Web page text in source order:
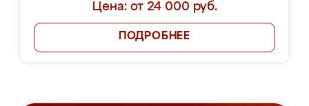
Цена: от 24 000 руб.
ПОДРОБНЕЕ